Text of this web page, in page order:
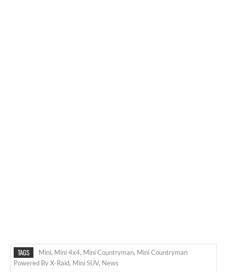
TAGS Mini, Mini 4x4, Mini Countryman, Mini Countryman
Powered By X-Raid, Mini SUV, News